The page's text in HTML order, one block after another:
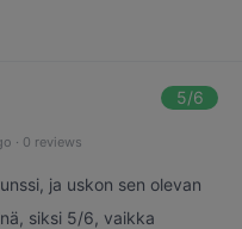
5/6
· 0 reviews
ja uskon sen olevan
siksi 5/6, vaikka